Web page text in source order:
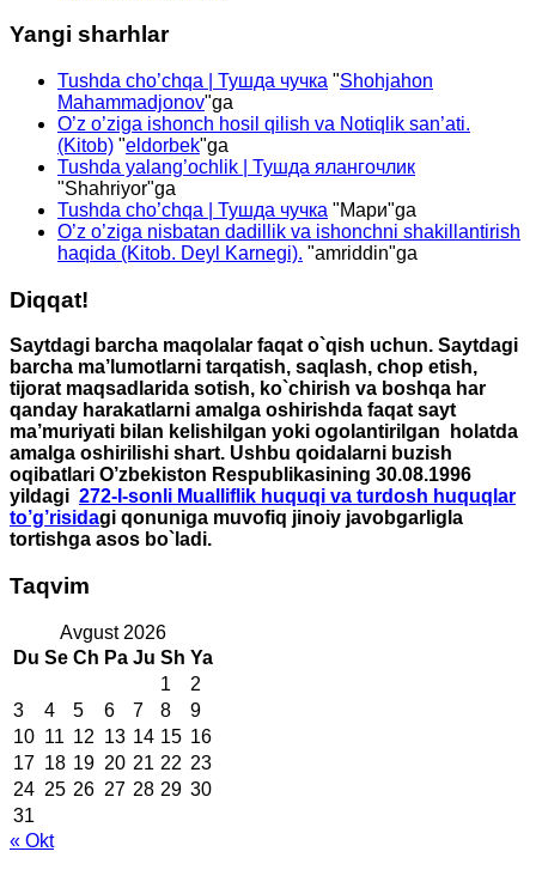
Yangi sharhlar
Tushda cho’chqa | Тушда чучка "Shohjahon
Mahammadjonov"ga
O’z o’ziga ishonch hosil qilish va Notiqlik san’ati.
(Kitob) "eldorbek"ga
Tushda yalang’ochlik | Тушда ялангочлик
"Shahriyor"ga
Tushda cho’chqa | Тушда чучка "Мари"ga
O’z o’ziga nisbatan dadillik va ishonchni shakillantirish
haqida (Kitob. Deyl Karnegi). "amriddin"ga
Diqqat!
Saytdagi barcha maqolalar faqat o`qish uchun. Saytdagi
barcha ma’lumotlarni tarqatish, saqlash, chop etish,
tijorat maqsadlarida sotish, ko`chirish va boshqa har
qanday harakatlarni amalga oshirishda faqat sayt
ma’muriyati bilan kelishilgan yoki ogolantirilgan holatda
amalga oshirilishi shart. Ushbu qoidalarni buzish
oqibatlari O’zbekiston Respublikasining 30.08.1996
yildagi 272-I-sonli Mualliflik huquqi va turdosh huquqlar
to’g’risidagi qonuniga muvofiq jinoiy javobgarligla
tortishga asos bo`ladi.
Taqvim
Avgust 2026
Du Se Ch Pa Ju Sh Ya
1
2
3
4 5 6 7 8
9
10 11 12 13 14 15 16
17 18 19 20 21 22 23
24 25 26 27 28 29 30
31
« Okt